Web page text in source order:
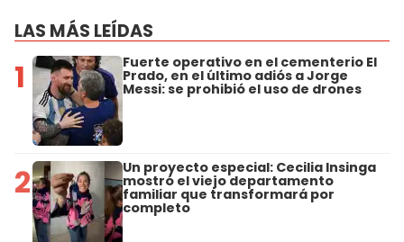
LAS MÁS LEÍDAS
1 Fuerte operativo en el cementerio El
Prado, en el último adiós a Jorge
Messi: se prohibió el uso de drones
2 Un proyecto especial: Cecilia Insinga
mostró el viejo departamento
familiar que transformará por
completo